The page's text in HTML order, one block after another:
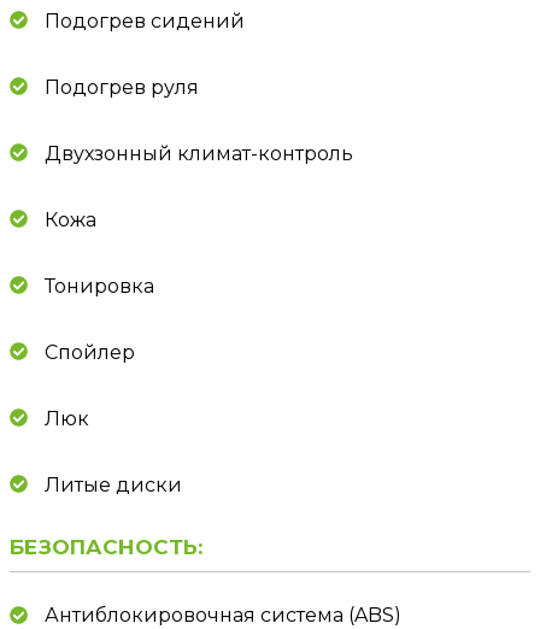
Подогрев сидений
Подогрев руля
Двухзонный климат-контроль
Кожа
Тонировка
Спойлер
Люк
Литые диски
БЕЗОПАСНОСТЬ:
Антиблокировочная система (ABS)